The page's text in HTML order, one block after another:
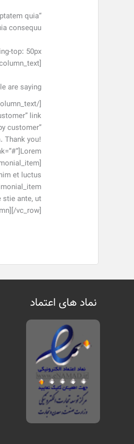
quia
top: 50px
are saying
customer”
Thank you!
et luctus
stie ante, ut
vc_row]
نماد های اعتماد